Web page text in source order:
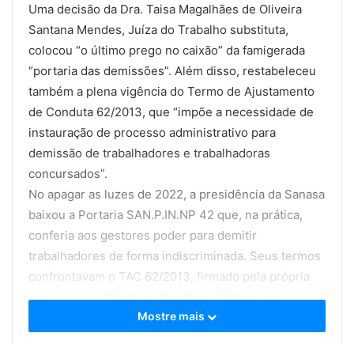
Uma decisão da Dra. Taisa Magalhães de Oliveira
Santana Mendes, Juíza do Trabalho substituta,
colocou “o último prego no caixão” da famigerada
“portaria das demissões”. Além disso, restabeleceu
também a plena vigência do Termo de Ajustamento
de Conduta 62/2013, que “impõe a necessidade de
instauração de processo administrativo para
demissão de trabalhadores e trabalhadoras
concursados”.
No apagar as luzes de 2022, a presidência da Sanasa
baixou a Portaria SAN.P.IN.NP 42 que, na prática,
conferia aos gestores poder para demitir
trabalhadores de forma indiscriminada. Seus termos
confrontavam o TAC 62/2013, firmado pela própria
empresa, no âmbito do Ministério Público do
Trabalho da 15ª Região (MTP15), em 26 de março de
Mostre mais